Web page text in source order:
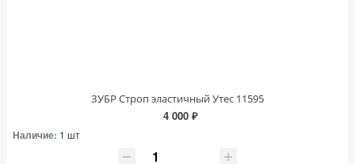
ЗУБР Строп эластичный Утес 11595
4 000 ₽
Наличие: 1 шт